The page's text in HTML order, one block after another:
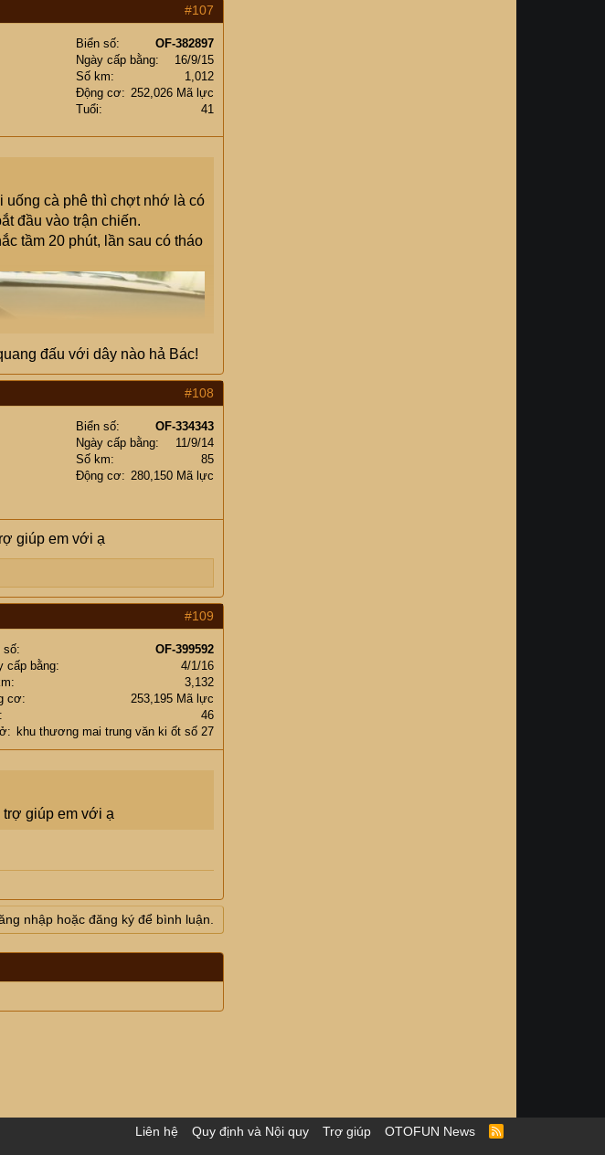
#107
Biển số
OF-382897
Ngày cấp bằng
16/9/15
Số km
1,012
Động cơ
252,026 Mã lực
Tuổi
41
uống cà phê thì chợt nhớ là có
đầu vào trận chiến.
tầm 20 phút, lần sau có tháo
đấu với dây nào hả Bác!
#108
Biển số
OF-334343
Ngày cấp bằng
11/9/14
Số km
85
Động cơ
280,150 Mã lực
giúp em với ạ
#109
số
OF-399592
cấp bằng
4/1/16
3,132
cơ
253,195 Mã lực
46
khu thương mai trung văn ki ốt số 27
giúp em với ạ
nhập hoặc đăng ký để bình luận.
Liên hệ Quy định và Nội quy Trợ giúp OTOFUN News
R